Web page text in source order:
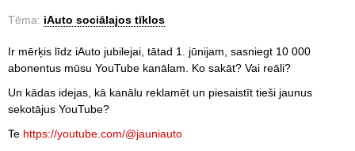
Tēma: iAuto sociālajos tīklos
Ir mērķis līdz iAuto jubilejai, tātad 1. jūnijam, sasniegt 10 000
abonentus mūsu YouTube kanālam. Ko sakāt? Vai reāli?
Un kādas idejas, kā kanālu reklamēt un piesaistīt tieši jaunus
sekotājus YouTube?
Te https://youtube.com/@jauniauto